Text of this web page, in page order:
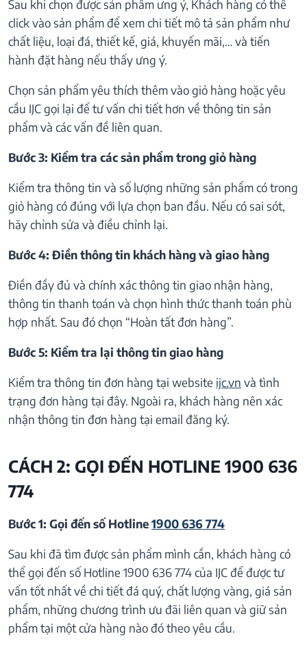
Sau khi chọn được sản phẩm ưng ý, Khách hàng có thể
click vào sản phẩm để xem chi tiết mô tả sản phẩm như
chất liệu, loại đá, thiết kế, giá, khuyến mãi,… và tiến
hành đặt hàng nếu thấy ưng ý.
Chọn sản phẩm yêu thích thêm vào giỏ hàng hoặc yêu
cầu IJC gọi lại để tư vấn chi tiết hơn về thông tin sản
phẩm và các vấn đề liên quan.
Bước 3: Kiểm tra các sản phẩm trong giỏ hàng
Kiểm tra thông tin và số lượng những sản phẩm có trong
giỏ hàng có đúng với lựa chọn ban đầu. Nếu có sai sót,
hãy chỉnh sửa và điều chỉnh lại.
Bước 4: Điền thông tin khách hàng và giao hàng
Điền đầy đủ và chính xác thông tin giao nhận hàng,
thông tin thanh toán và chọn hình thức thanh toán phù
hợp nhất. Sau đó chọn “Hoàn tất đơn hàng”.
Bước 5: Kiểm tra lại thông tin giao hàng
Kiểm tra thông tin đơn hàng tại website ijc.vn và tình
trạng đơn hàng tại đây. Ngoài ra, khách hàng nên xác
nhận thông tin đơn hàng tại email đăng ký.
CÁCH 2: GỌI ĐẾN HOTLINE 1900 636
774
Bước 1: Gọi đến số Hotline1900 636 774
Sau khi đã tìm được sản phẩm mình cần, khách hàng có
thể gọi đến số Hotline 1900 636 774 của IJC để được tư
vấn tốt nhất về chi tiết đá quý, chất lượng vàng, giá sản
phẩm, những chương trình ưu đãi liên quan và giữ sản
phẩm tại một cửa hàng nào đó theo yêu cầu.